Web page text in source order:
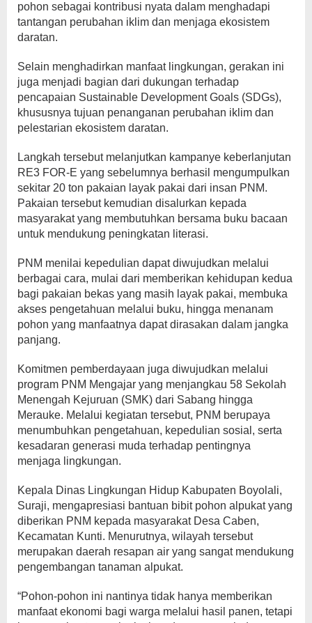
pohon sebagai kontribusi nyata dalam menghadapi
tantangan perubahan iklim dan menjaga ekosistem
daratan.
Selain menghadirkan manfaat lingkungan, gerakan ini
juga menjadi bagian dari dukungan terhadap
pencapaian Sustainable Development Goals (SDGs),
khususnya tujuan penanganan perubahan iklim dan
pelestarian ekosistem daratan.
Langkah tersebut melanjutkan kampanye keberlanjutan
RE3 FOR-E yang sebelumnya berhasil mengumpulkan
sekitar 20 ton pakaian layak pakai dari insan PNM.
Pakaian tersebut kemudian disalurkan kepada
masyarakat yang membutuhkan bersama buku bacaan
untuk mendukung peningkatan literasi.
PNM menilai kepedulian dapat diwujudkan melalui
berbagai cara, mulai dari memberikan kehidupan kedua
bagi pakaian bekas yang masih layak pakai, membuka
akses pengetahuan melalui buku, hingga menanam
pohon yang manfaatnya dapat dirasakan dalam jangka
panjang.
Komitmen pemberdayaan juga diwujudkan melalui
program PNM Mengajar yang menjangkau 58 Sekolah
Menengah Kejuruan (SMK) dari Sabang hingga
Merauke. Melalui kegiatan tersebut, PNM berupaya
menumbuhkan pengetahuan, kepedulian sosial, serta
kesadaran generasi muda terhadap pentingnya
menjaga lingkungan.
Kepala Dinas Lingkungan Hidup Kabupaten Boyolali,
Suraji, mengapresiasi bantuan bibit pohon alpukat yang
diberikan PNM kepada masyarakat Desa Caben,
Kecamatan Kunti. Menurutnya, wilayah tersebut
merupakan daerah resapan air yang sangat mendukung
pengembangan tanaman alpukat.
“Pohon-pohon ini nantinya tidak hanya memberikan
manfaat ekonomi bagi warga melalui hasil panen, tetapi